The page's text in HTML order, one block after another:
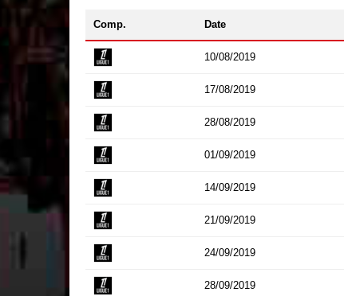
Comp. Date
10/08/2019
17/08/2019
28/08/2019
01/09/2019
14/09/2019
21/09/2019
24/09/2019
28/09/2019